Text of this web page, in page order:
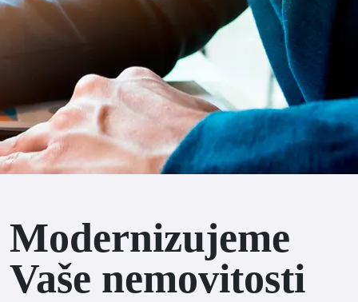
Modernizujeme
Vaše nemovitosti